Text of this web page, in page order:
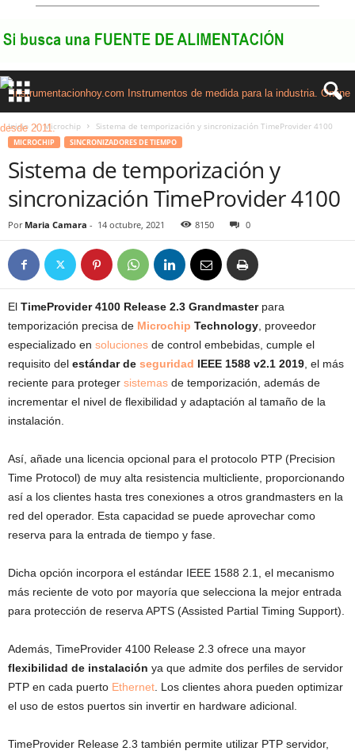
Inicio Microchip Sistema de temporización y sincronización TimeProvider 4100
MICROCHIP SINCRONIZADORES DE TIEMPO
Sistema de temporización y
sincronización TimeProvider 4100
Por Maria Camara - 14 octubre, 2021 8150 0
El TimeProvider 4100 Release 2.3 Grandmasterpara
temporización precisa de Microchip Technology , proveedor
especializado en soluciones de control embebidas, cumple el
requisito del estándar de seguridad IEEE 1588 v2.1 2019 , el más
reciente para proteger sistemas de temporización, además de
incrementar el nivel de flexibilidad y adaptación al tamaño de la
instalación.
Así, añade una licencia opcional para el protocolo PTP (Precision
Time Protocol) de muy alta resistencia multicliente, proporcionando
así a los clientes hasta tres conexiones a otros grandmasters en la
red del operador. Esta capacidad se puede aprovechar como
reserva para la entrada de tiempo y fase.
Dicha opción incorpora el estándar IEEE 1588 2.1, el mecanismo
más reciente de voto por mayoría que selecciona la mejor entrada
para protección de reserva APTS (Assisted Partial Timing Support).
Además, TimeProvider 4100 Release 2.3 ofrece una mayor
flexibilidad de instalación ya que admite dos perfiles de servidor
PTP en cada puerto Ethernet . Los clientes ahora pueden optimizar
el uso de estos puertos sin invertir en hardware adicional.
TimeProvider Release 2.3 también permite utilizar PTP servidor,